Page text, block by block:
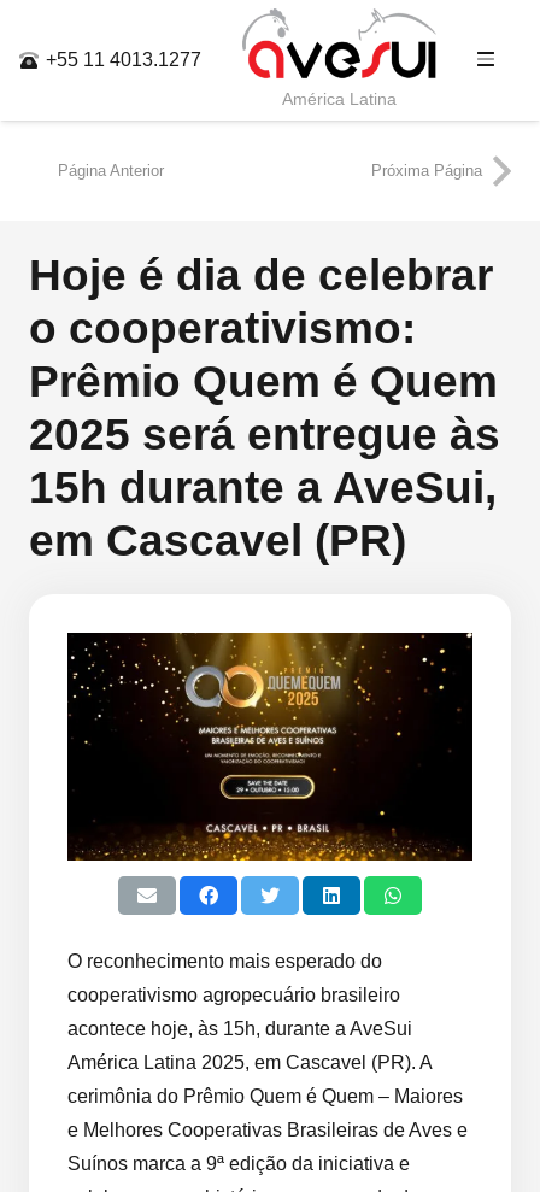
+55 11 4013.1277
América Latina
Página Anterior Próxima Página
Hoje é dia de celebrar
o cooperativismo:
Prêmio Quem é Quem
2025 será entregue às
15h durante a AveSui,
em Cascavel (PR)
O reconhecimento mais esperado do
cooperativismo agropecuário brasileiro
acontece hoje, às 15h, durante a AveSui
América Latina 2025, em Cascavel (PR). A
cerimônia do Prêmio Quem é Quem – Maiores
e Melhores Cooperativas Brasileiras de Aves e
Suínos marca a 9ª edição da iniciativa e